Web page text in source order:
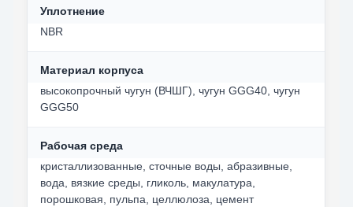
Уплотнение
NBR
Материал корпуса
высокопрочный чугун (ВЧШГ), чугун GGG40, чугун
GGG50
Рабочая среда
кристаллизованные, сточные воды, абразивные,
вода, вязкие среды, гликоль, макулатура,
порошковая, пульпа, целлюлоза, цемент